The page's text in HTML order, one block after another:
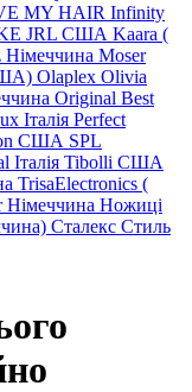
MY HAIR Infinity
JRL США Kaara (
Німеччина Moser
Olaplex Olivia
Original Best
Італія Perfect
США SPL
Італія Tibolli США
TrisaElectronics (
Німеччина Ножиці
Сталекс Стиль